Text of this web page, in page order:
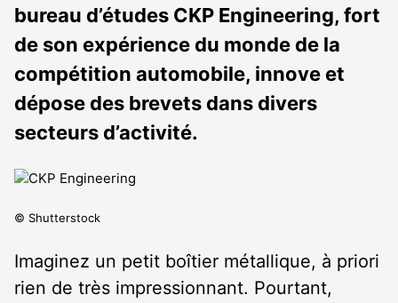
bureau d’études CKP Engineering, fort
de son expérience du monde de la
compétition automobile, innove et
dépose des brevets dans divers
secteurs d’activité.
© Shutterstock
Imaginez un petit boîtier métallique, à priori
rien de très impressionnant. Pourtant,